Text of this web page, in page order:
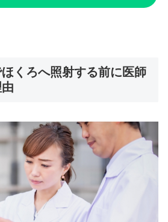
くろへ照射する前に医師